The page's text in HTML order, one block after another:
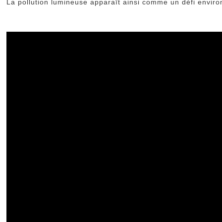
La pollution lumineuse apparaît ainsi comme un défi